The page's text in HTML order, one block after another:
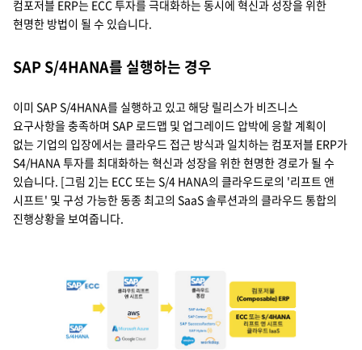
컴포저블 ERP는 ECC 투자를 극대화하는 동시에 혁신과 성장을 위한
현명한 방법이 될 수 있습니다.
SAP S/4HANA를 실행하는 경우
이미 SAP S/4HANA를 실행하고 있고 해당 릴리스가 비즈니스
요구사항을 충족하며 SAP 로드맵 및 업그레이드 압박에 응할 계획이
없는 기업의 입장에서는 클라우드 접근 방식과 일치하는 컴포저블 ERP가
S4/HANA 투자를 최대화하는 혁신과 성장을 위한 현명한 경로가 될 수
있습니다. [그림 2]는 ECC 또는 S/4 HANA의 클라우드로의 '리프트 앤
시프트' 및 구성 가능한 동종 최고의 SaaS 솔루션과의 클라우드 통합의
진행상황을 보여줍니다.